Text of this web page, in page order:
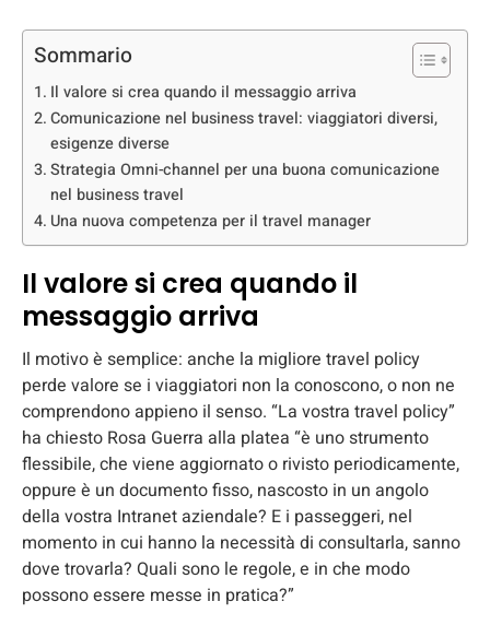
Sommario
Il valore si crea quando il messaggio arriva
Comunicazione nel business travel: viaggiatori diversi,
esigenze diverse
Strategia Omni-channel per una buona comunicazione
nel business travel
Una nuova competenza per il travel manager
Il valore si crea quando il
messaggio arriva
Il motivo è semplice: anche la migliore travel policy
perde valore se i viaggiatori non la conoscono, o non ne
comprendono appieno il senso. “La vostra travel policy”
ha chiesto Rosa Guerra alla platea “è uno strumento
flessibile, che viene aggiornato o rivisto periodicamente,
oppure è un documento fisso, nascosto in un angolo
della vostra Intranet aziendale? E i passeggeri, nel
momento in cui hanno la necessità di consultarla, sanno
dove trovarla? Quali sono le regole, e in che modo
possono essere messe in pratica?”